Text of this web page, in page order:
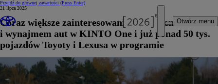
Przejdź do głównej zawartości (Press Enter)
Otwórz menu
21 lipca 2025
Coraz większe zainteresowanie leasingiem
i wynajmem aut w KINTO One i już ponad 50 tys.
pojazdów Toyoty i Lexusa w programie